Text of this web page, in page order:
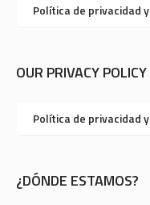
Política de privacidad
OUR PRIVACY
Política de privacidad
¿DÓNDE ESTAMOS?